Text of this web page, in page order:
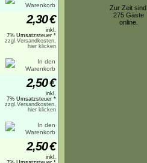
2,30€
inkl.
7% Umsatzsteuer *
zzgl.Versandkosten,
hier klicken
2,50€
inkl.
7% Umsatzsteuer *
zzgl.Versandkosten,
hier klicken
2,50€
inkl.
Zur Zeit sind
275 Gäste
online.